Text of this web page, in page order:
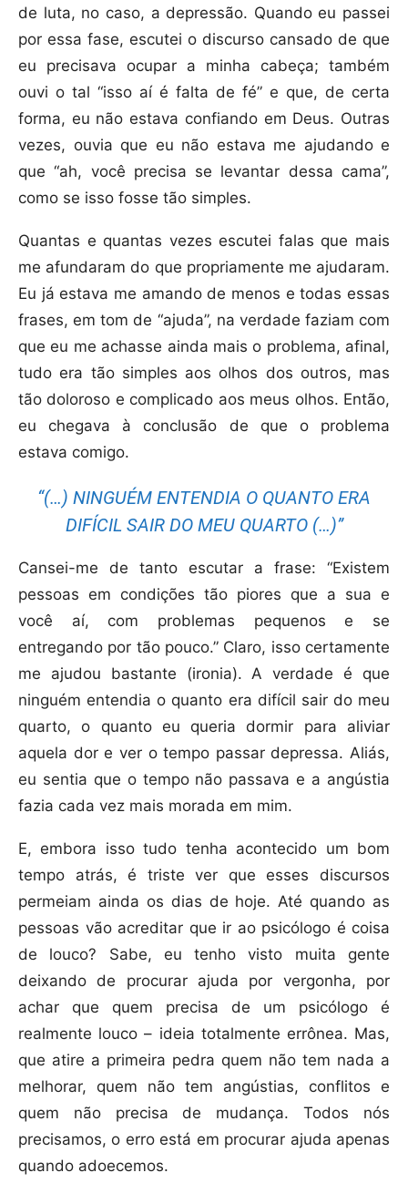
de luta, no caso, a depressão. Quando eu passei
por essa fase, escutei o discurso cansado de que
eu precisava ocupar a minha cabeça; também
ouvi o tal “isso aí é falta de fé” e que, de certa
forma, eu não estava confiando em Deus. Outras
vezes, ouvia que eu não estava me ajudando e
que “ah, você precisa se levantar dessa cama”,
como se isso fosse tão simples.
Quantas e quantas vezes escutei falas que mais
me afundaram do que propriamente me ajudaram.
Eu já estava me amando de menos e todas essas
frases, em tom de “ajuda”, na verdade faziam com
que eu me achasse ainda mais o problema, afinal,
tudo era tão simples aos olhos dos outros, mas
tão doloroso e complicado aos meus olhos. Então,
eu chegava à conclusão de que o problema
estava comigo.
“(…) NINGUÉM ENTENDIA O QUANTO ERA
DIFÍCIL SAIR DO MEU QUARTO (…)”
Cansei-me de tanto escutar a frase: “Existem
pessoas em condições tão piores que a sua e
você aí, com problemas pequenos e se
entregando por tão pouco.” Claro, isso certamente
me ajudou bastante (ironia). A verdade é que
ninguém entendia o quanto era difícil sair do meu
quarto, o quanto eu queria dormir para aliviar
aquela dor e ver o tempo passar depressa. Aliás,
eu sentia que o tempo não passava e a angústia
fazia cada vez mais morada em mim.
E, embora isso tudo tenha acontecido um bom
tempo atrás, é triste ver que esses discursos
permeiam ainda os dias de hoje. Até quando as
pessoas vão acreditar que ir ao psicólogo é coisa
de louco? Sabe, eu tenho visto muita gente
deixando de procurar ajuda por vergonha, por
achar que quem precisa de um psicólogo é
realmente louco – ideia totalmente errônea. Mas,
que atire a primeira pedra quem não tem nada a
melhorar, quem não tem angústias, conflitos e
quem não precisa de mudança. Todos nós
precisamos, o erro está em procurar ajuda apenas
quando adoecemos.